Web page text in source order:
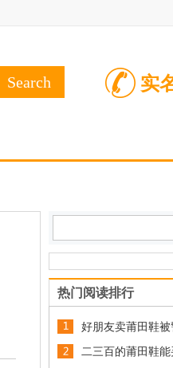
实
热门阅读排行
好朋友卖莆田鞋被
二三百的莆田鞋能